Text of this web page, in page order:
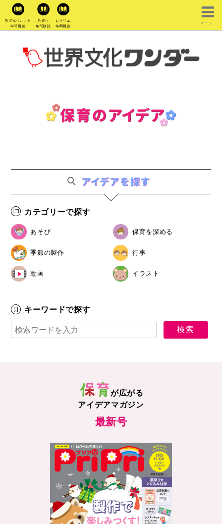
PriPriパレット
年間購読
PriPri
年間購読
レクリエ
年間購読
メニュー
カテゴリーで探す
あそび 保育を深める
季節の製作 行事
動画 イラスト
キーワードで探す
が広がる
アイデアマガジン
最新号